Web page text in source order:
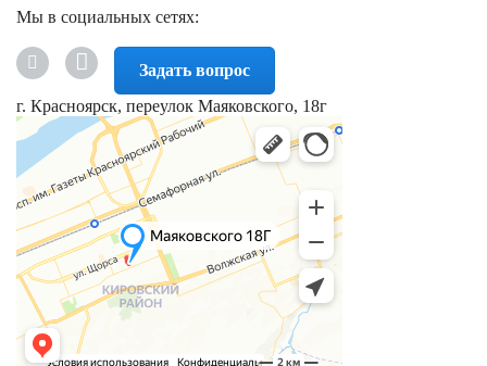
Мы в социальных сетях:
Задать вопрос
г. Красноярск, переулок Маяковского, 18г